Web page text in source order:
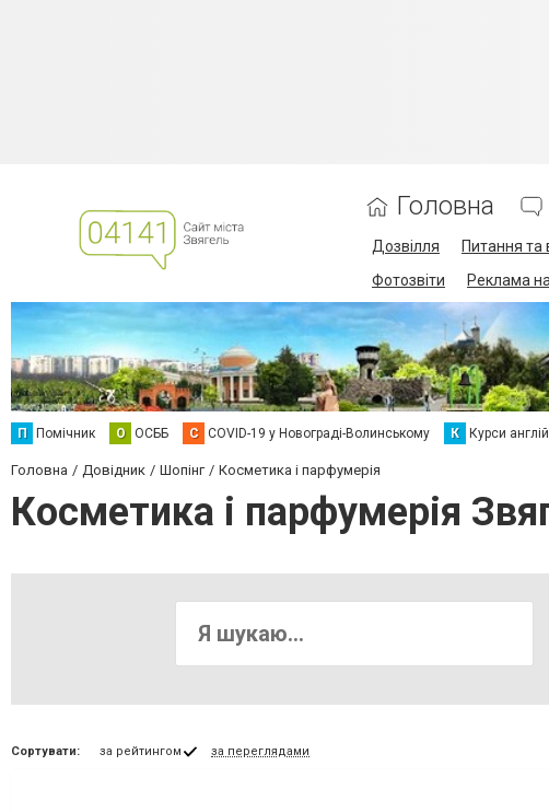
Головна
Дозвілля Питання та
Фотозвіти
Реклама на
П Помічник О ОСББ C COVID-19 у Новограді-Волинському К Курси
Головна Довідник Шопінг Косметика і парфумерія
Косметика і парфумерія
Сортувати: за рейтингом за переглядами